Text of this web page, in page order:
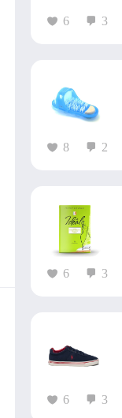
6 3
8 2
6 3
6 3